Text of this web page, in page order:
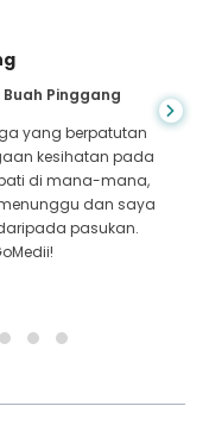
Bangladesh untuk
telah berterima kasih
cemerlang GoMedii
saya dari
rawatan. Kami
memilih GoMedii. Mereka
mengekalkan ikatan